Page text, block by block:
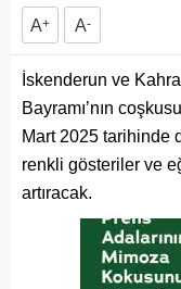
A+ A-
İskenderun ve
Bayramı’nın
Mart 2025 tarihinde
renkli gösteriler ve
artıracak.